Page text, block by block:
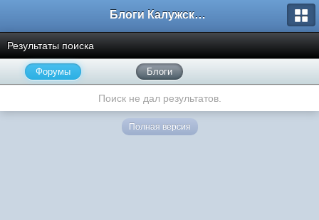
Блоги Калужского перекрестка
Результаты поиска
Форумы Блоги
Поиск не дал результатов.
Полная версия